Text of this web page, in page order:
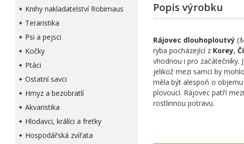
Knihy nakladatelství Robimaus
Teraristika
Psi a pejsci
Kočky
Ptáci
Ostatní savci
Hmyz a bezobratlí
Akvaristika
Hlodavci, králíci a fretky
Hospodářská zvířata
Popis výrobku
Rájovec dlouhoploutvý (
ryba pocházející z Korey,
vhodnou i pro začátečníky.
jelikož mezi samci by
měla být alespoň o objemu
plovoucí. Rájovec patří
rostlinnou potravu.